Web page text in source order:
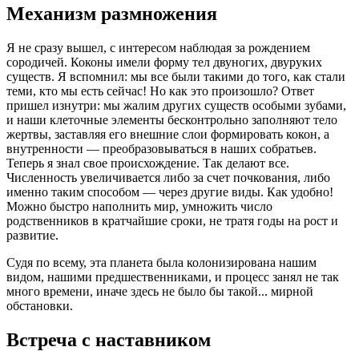
Механизм размножения
Я не сразу вышел, с интересом наблюдая за рождением
сородичей. Коконы имели форму тел двуногих, двуруких
существ. Я вспомнил: мы все были такими до того, как стали
теми, кто мы есть сейчас! Но как это произошло? Ответ
пришел изнутри: мы жалим других существ особыми зубами,
и наши клеточные элементы бесконтрольно заполняют тело
жертвы, заставляя его внешние слои формировать кокон, а
внутренности — преобразовываться в наших собратьев.
Теперь я знал свое происхождение. Так делают все.
Численность увеличивается либо за счет почкования, либо
именно таким способом — через другие виды. Как удобно!
Можно быстро наполнить мир, умножить число
родственников в кратчайшие сроки, не тратя годы на рост и
развитие.
Судя по всему, эта планета была колонизирована нашим
видом, нашими предшественниками, и процесс занял не так
много времени, иначе здесь не было бы такой... мирной
обстановки.
Встреча с наставником